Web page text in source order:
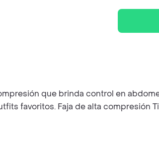
que brinda control en
favoritos. Faja de alta compresión